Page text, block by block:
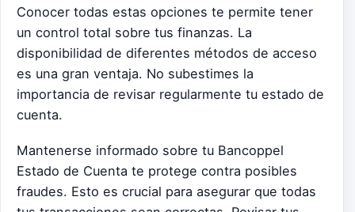
Conocer todas estas opciones te permite tener
un control total sobre tus finanzas. La
disponibilidad de diferentes métodos de acceso
es una gran ventaja. No subestimes la
importancia de revisar regularmente tu estado de
cuenta.
Mantenerse informado sobre tu Bancoppel
Estado de Cuenta te protege contra posibles
fraudes. Esto es crucial para asegurar que todas